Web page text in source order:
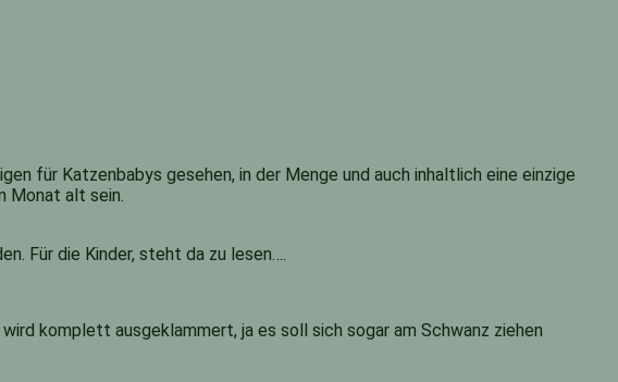
für Katzenbabys gesehen, in der Menge und auch inhaltlich eine einzige
Monat alt sein.
Für die Kinder, steht da zu lesen….
komplett ausgeklammert, ja es soll sich sogar am Schwanz ziehen